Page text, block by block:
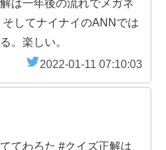
は一年後の流れでメガネ
してナイナイのANNでは
。楽しい。
2022-01-11 07:10:03
てわろた #クイズ正解は